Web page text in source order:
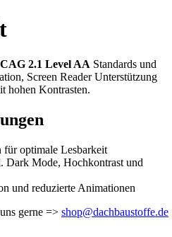
2.1 Level AA Standards und
Screen Reader Unterstützung
hohen Kontrasten.
für optimale Lesbarkeit
Dark Mode, Hochkontrast und
und reduzierte Animationen
gerne => shop@dachbaustoffe.de